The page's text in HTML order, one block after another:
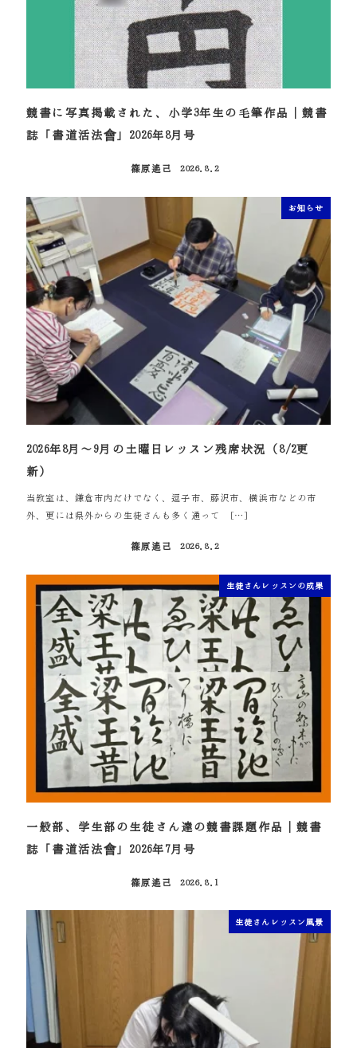
競書に写真掲載された、小学3年生の毛筆作品｜競書
誌「書道活法會」2026年8月号
篠原遙己
2026.8.2
お知らせ
2026年8月～9月の土曜日レッスン残席状況（8/2更
新）
当教室は、鎌倉市内だけでなく、逗子市、藤沢市、横浜市などの市
外、更には県外からの生徒さんも多く通って […]
篠原遙己
2026.8.2
生徒さんレッスンの成果
一般部、学生部の生徒さん達の競書課題作品｜競書
誌「書道活法會」2026年7月号
篠原遙己
2026.8.1
生徒さんレッスン風景